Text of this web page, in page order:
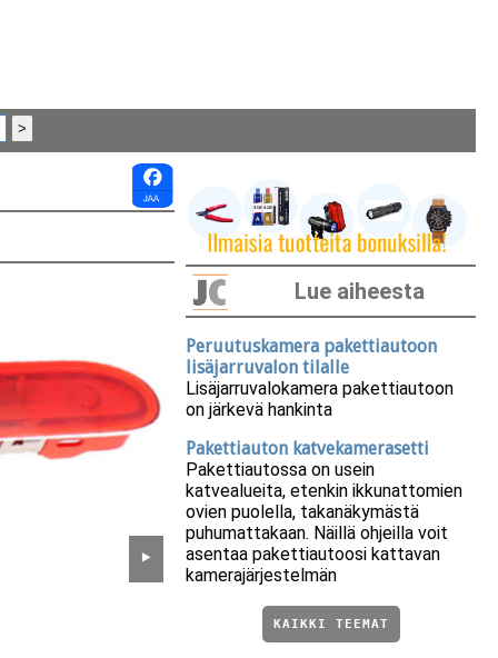
⯈
Lue aiheesta
Peruutuskamera pakettiautoon
lisäjarruvalon tilalle
Lisäjarruvalokamera pakettiautoon
on järkevä hankinta
Pakettiauton katvekamerasetti
Pakettiautossa on usein
katvealueita, etenkin ikkunattomien
ovien puolella, takanäkymästä
puhumattakaan. Näillä ohjeilla voit
asentaa pakettiautoosi kattavan
kamerajärjestelmän
KAIKKI TEEMAT